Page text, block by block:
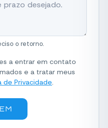
o retorno.
a entrar em contato
e a tratar meus
de Privacidade.